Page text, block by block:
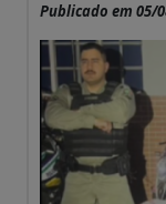
Publicado em 05/